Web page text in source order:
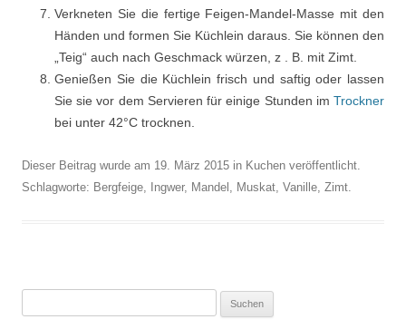
Verkneten Sie die fertige Feigen-Mandel-Masse mit den
Händen und formen Sie Küchlein daraus. Sie können den
„Teig“ auch nach Geschmack würzen, z . B. mit Zimt.
Genießen Sie die Küchlein frisch und saftig oder lassen
Sie sie vor dem Servieren für einige Stunden im Trockner
bei unter 42°C trocknen.
Dieser Beitrag wurde am 19. März 2015 in Kuchen veröffentlicht.
Schlagworte: Bergfeige Ingwer, Mandel Muskat Vanille Zimt